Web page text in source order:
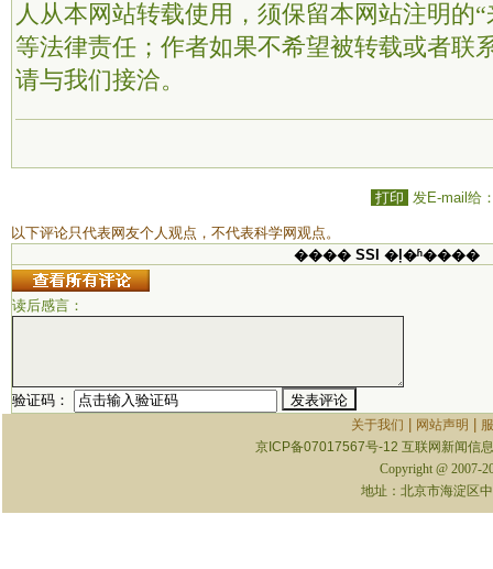
人从本网站转载使用，须保留本网站注明的
等法律责任；作者如果不希望被转载或者联
请与我们接洽。
打印 发E-mail给
以下评论只代表网友个人观点，不代表科学网观点。
���� SSI �ļ�ʱ����
读后感言：
验证码：
关于我们 | 网站声明 |
京ICP备07017567号-12 互联网新闻信
Copyright @ 2007-
地址：北京市海淀区